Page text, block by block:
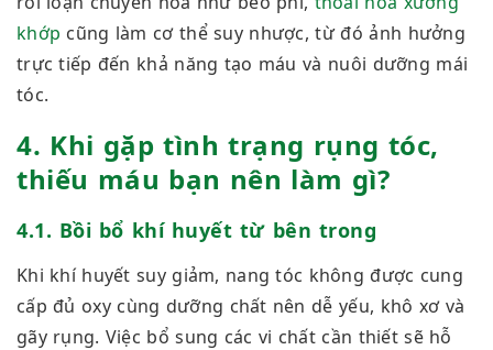
khớp cũng làm cơ thể suy nhược,từ đó ảnh hưởng
trực tiếp đến khả năng tạo máu và nuôi dưỡng mái
tóc.
4. Khi gặp tình trạng rụng tóc,
thiếu máu bạn nên làm gì?
4.1. Bồi bổ khí huyết từ bên trong
Khi khí huyết suy giảm, nang tóc không được cung
cấp đủ oxy cùng dưỡng chất nên dễ yếu, khô xơ và
gãy rụng. Việc bổ sung các vi chất cần thiết sẽ hỗ